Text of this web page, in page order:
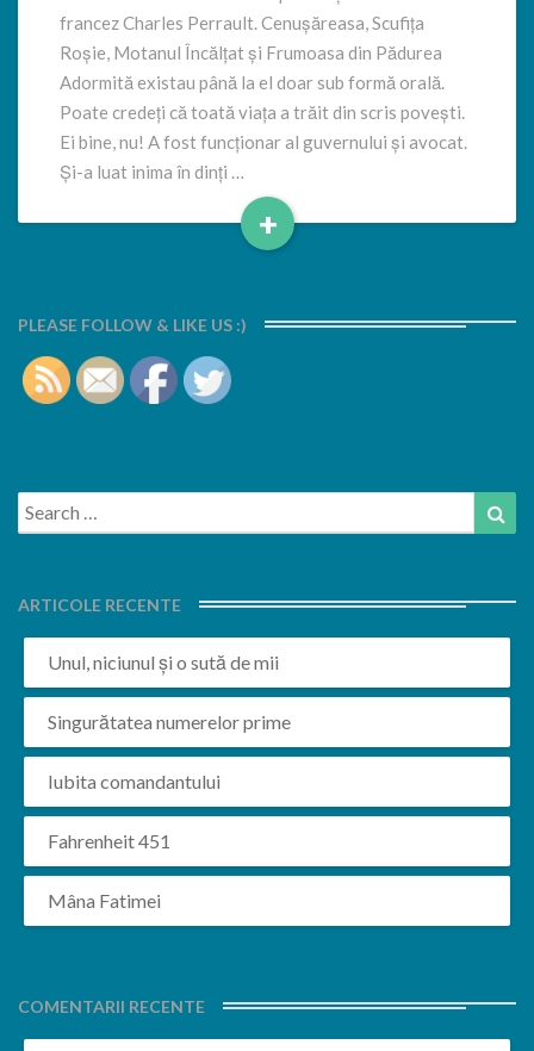
francez Charles Perrault. Cenușăreasa, Scufița
Roșie, Motanul Încălțat și Frumoasa din Pădurea
Adormită existau până la el doar sub formă orală.
Poate credeți că toată viața a trăit din scris povești.
Ei bine, nu! A fost funcționar al guvernului și avocat.
Și-a luat inima în dinți …
+
Read
PLEASE FOLLOW & LIKE US :)
Search
for:
ARTICOLE RECENTE
Unul, niciunul și o sută de mii
Singurătatea numerelor prime
Iubita comandantului
Fahrenheit 451
Mâna Fatimei
COMENTARII RECENTE